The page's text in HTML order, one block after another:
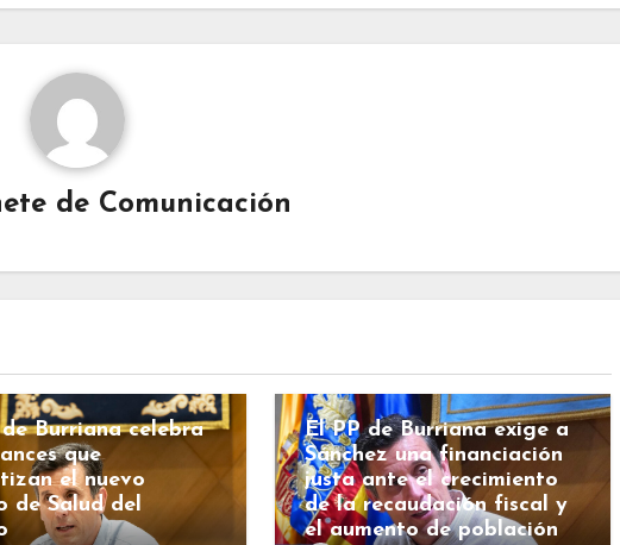
de Comunicación
Sanidad
Burriana celebra
que
el nuevo
de Salud del
POLÍTICA
El PP de Burriana exige a
Sánchez una financiación
justa ante el crecimiento
de la recaudación fiscal y
el aumento de población